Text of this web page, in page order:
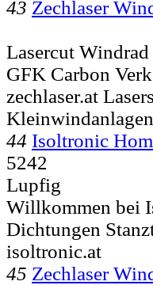
43 Zechlaser
Lasercut
GFK Carbon
zechlaser.at
44 Isoltronic
5242
Lupfig
Willkommen bei
Dichtungen
isoltronic.at
45 Zechlaser